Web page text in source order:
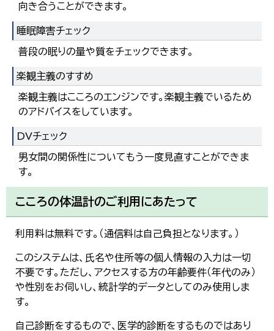
向き合うことができます。
睡眠障害チェック
普段の眠りの量や質をチェックできます。
楽観主義のすすめ
楽観主義はこころのエンジンです。楽観主義でいるため
のアドバイスをしています。
DVチェック
男女間の関係性についてもう一度見直すことができま
す。
こころの体温計のご利用にあたって
利用料は無料です。（通信料は自己負担となります。）
このシステムは、氏名や住所等の個人情報の入力は一切
不要です。ただし、アクセスする方の年齢要件（年代のみ）
や性別をお伺いし、統計学的データとしてのみ使用しま
す。
自己診断をするもので、医学的診断をするものではあり